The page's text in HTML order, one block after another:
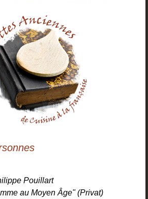
Pouillart
au Moyen Âge" (Privat)